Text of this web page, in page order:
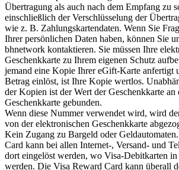
Übertragung als auch nach dem Empfang zu
einschließlich der Verschlüsselung der
wie z. B. Zahlungskartendaten. Wenn Sie
Ihrer persönlichen Daten haben, können Sie
bhnetwork kontaktieren. Sie müssen Ihre
Geschenkkarte zu Ihrem eigenen Schutz
jemand eine Kopie Ihrer eGift-Karte anfertigt
Betrag einlöst, ist Ihre Kopie wertlos.
der Kopien ist der Wert der Geschenkkarte
Geschenkkarte gebunden.
Wenn diese Nummer verwendet wird, wird
von der elektronischen Geschenkkarte
Kein Zugang zu Bargeld oder
Card kann bei allen Internet-, Versand- und
dort eingelöst werden, wo Visa-Debitkarten
werden. Die Visa Reward Card kann überall